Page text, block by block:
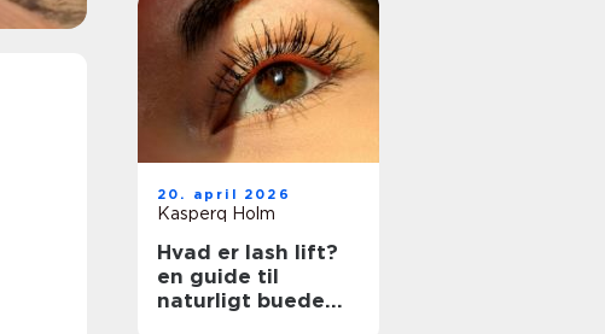
20. april 2026
Kasperq Holm
Hvad er lash lift?
en guide til
naturligt buede